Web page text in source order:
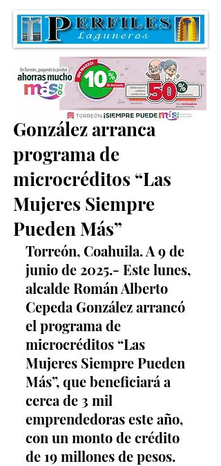
Román Alberto Cepeda
González arranca
programa de
microcréditos “Las
Mujeres Siempre
Pueden Más”
Torreón, Coahuila. A 9 de
junio de 2025.- Este lunes,
alcalde Román Alberto
Cepeda González arrancó
el programa de
microcréditos “Las
Mujeres Siempre Pueden
Más”, que beneficiará a
cerca de 3 mil
emprendedoras este año,
con un monto de crédito
de 19 millones de pesos.